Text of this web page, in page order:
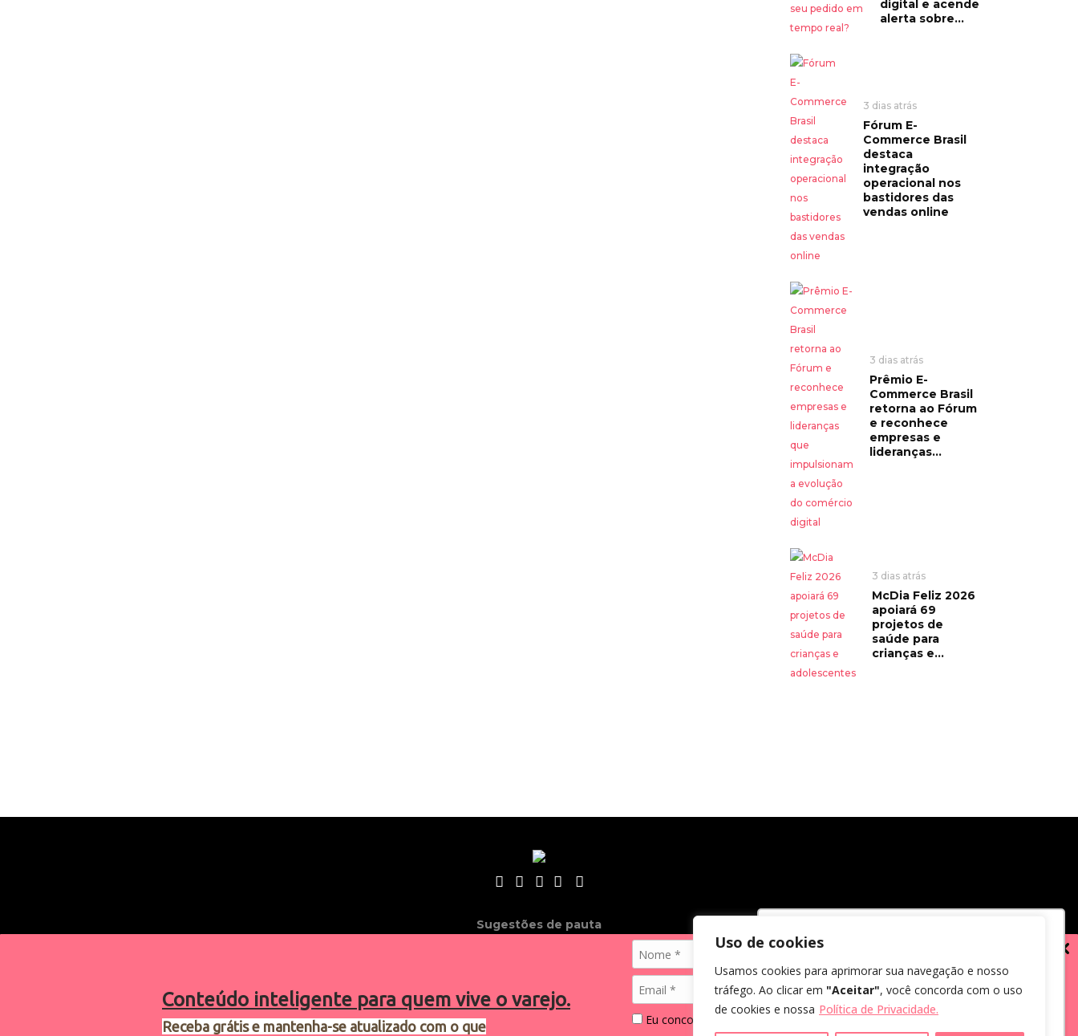
Conteúdo inteligente para quem vive o varejo.
Receba grátis e mantenha-se atualizado com o que Eu concordo em receber comunicações.
Utilizamos cookies para oferecer melhor
experiência, melhorar o desempenho,
analisar como você interage em nosso
site e personalizar conteúdo.
Uso de cookies
Usamos cookies para aprimorar sua navegação e nosso
tráfego. Ao clicar em "Aceitar", você concorda com o uso
de cookies e nossa Política de Privacidade.
digital e acende
alerta sobre...
3 dias atrás
Fórum E-
Commerce Brasil
destaca
integração
operacional nos
bastidores das
vendas online
3 dias atrás
Prêmio E-
Commerce Brasil
retorna ao Fórum
e reconhece
empresas e
lideranças...
3 dias atrás
McDia Feliz 2026
apoiará 69
projetos de
saúde para
crianças e...
Sugestões de pauta